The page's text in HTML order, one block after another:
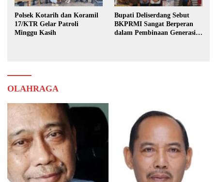
Polsek Kotarih dan Koramil
17/KTR Gelar Patroli
Minggu Kasih
Bupati Deliserdang Sebut
BKPRMI Sangat Berperan
dalam Pembinaan Generasi
OLAHRAGA